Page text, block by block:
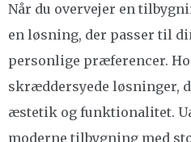
Når du overvejer en
en løsning, der passer til
personlige præferencer.
skræddersyede løsninger,
æstetik og funktionalitet.
moderne tilbygning med